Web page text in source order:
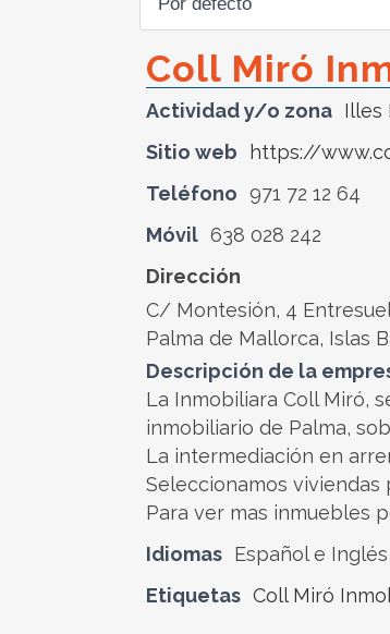
Coll Miró
Actividad y/o zona Illes
Sitio web
https://
Teléfono 971 72 12 64
Móvil 638 028 242
Dirección
C/ Montesión, 4
Palma de Mallorca, Islas
Descripción de la
La Inmobiliara Coll Miró,
inmobiliario de Palma,
La intermediación en
Seleccionamos viviendas
Para ver mas inmuebles
Idiomas Español e Inglés
Etiquetas Coll Miró